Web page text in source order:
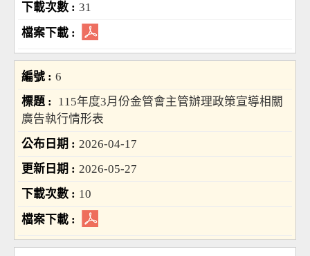
31
6
115年度3月份金管會主管辦理政策宣導相關
廣告執行情形表
2026-04-17
2026-05-27
10